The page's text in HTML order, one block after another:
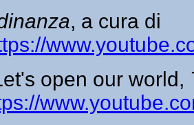
, a cura di
open our world,